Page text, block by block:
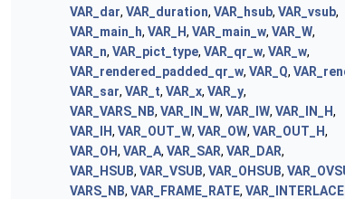
VAR_dar, VAR_duration, VAR_hsub, VAR_vsub,
VAR_main_h, VAR_H, VAR_main_w, VAR_W,
VAR_n, VAR_pict_type, VAR_qr_w, VAR_w,
VAR_rendered_padded_qr_w, VAR_Q,
VAR_sar, VAR_t, VAR_x, VAR_y,
VAR_VARS_NB, VAR_IN_W, VAR_IW, VAR_IN_H,
VAR_IH, VAR_OUT_W, VAR_OW, VAR_OUT_H,
VAR_OH, VAR_A, VAR_SAR, VAR_DAR,
VAR_HSUB, VAR_VSUB, VAR_OHSUB,
VARS_NB, VAR_FRAME_RATE,